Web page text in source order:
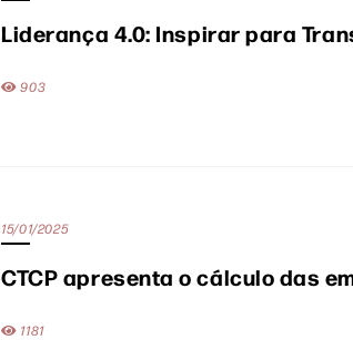
Liderança 4.0: Inspirar para
903
15/01/2025
CTCP apresenta o cálculo das
1181